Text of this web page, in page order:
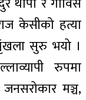
केसीको हत्या
सुरु भयो ।
रुपमा
मञ्च,